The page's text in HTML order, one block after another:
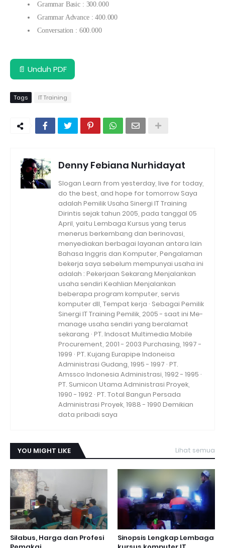
Grammar Basic : 300.000
Grammar Advance : 400.000
Conversation : 600.000
📄 Unduh PDF
Tags IT Training
Denny Febiana Nurhidayat
Slogan Learn from yesterday, live for today,
do the best, and hope for tomorrow Saya
adalah Pemilik Usaha Sinergi IT Training
Dirintis sejak tahun 2005, pada tanggal 05
April, yaitu Lembaga Kursus yang terus
menerus berkembang dan berinovasi,
menyediakan berbagai layanan antara lain
Bahasa Inggris dan Komputer, Pengalaman
bekerja saya sebelum mempunyai usaha ini
adalah : Pekerjaan Sekarang Menjalankan
usaha sendiri Keahlian Menjalankan
beberapa program komputer, servis
komputer dll, Tempat kerja · Sebagai Pemilik
Sinergi IT Training Pemilik, 2005 - saat ini Me-
manage usaha sendiri yang beralamat
sekarang · PT. Indosat Multimedia Mobile
Procurement, 2001 - 2003 Purchasing, 1997 -
1999 · PT. Kujang Eurapipe Indoneisa
Administrasi Gudang, 1995 - 1997 · PT.
Amssco Indonesia Administrasi, 1992 - 1995 ·
PT. Sumicon Utama Administrasi Proyek,
1990 - 1992 · PT. Total Bangun Persada
Administrasi Proyek, 1988 - 1990 Demikian
data pribadi saya
YOU MIGHT LIKE Lihat semua
Silabus, Harga dan Profesi
Sinopsis Lengkap Lembaga